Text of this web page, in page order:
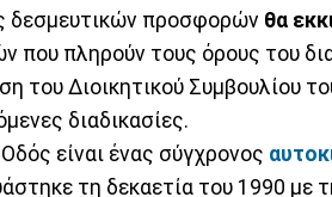
δεσμευτικών προσφορών θα
που πληρούν τους όρους του
του Διοικητικού Συμβουλίου
διαδικασίες.
είναι ένας σύγχρονος
τη δεκαετία του 1990